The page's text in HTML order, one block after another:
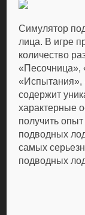
Симулятор
лица. В игре
количество
«Песочница»,
«Испытания»,
содержит
характерные
получить
подводных
самых
подводных